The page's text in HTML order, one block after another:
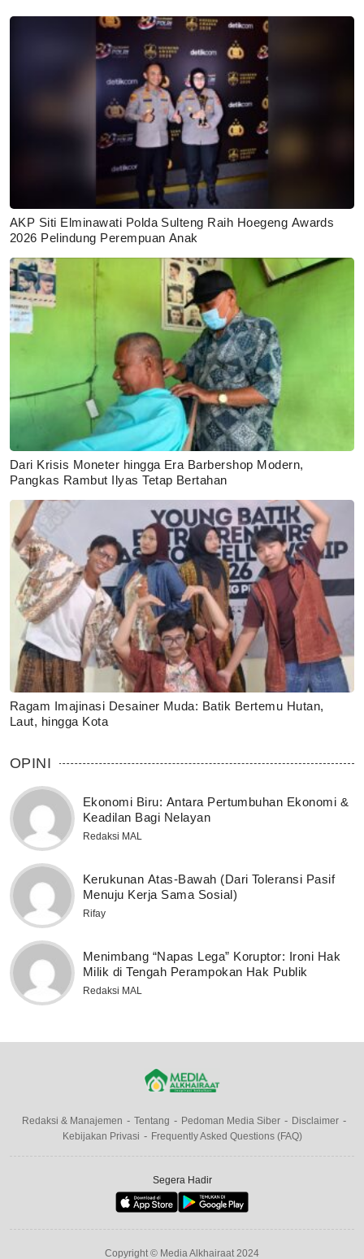
AKP Siti Elminawati Polda Sulteng Raih Hoegeng Awards
2026 Pelindung Perempuan Anak
Dari Krisis Moneter hingga Era Barbershop Modern,
Pangkas Rambut Ilyas Tetap Bertahan
Ragam Imajinasi Desainer Muda: Batik Bertemu Hutan,
Laut, hingga Kota
OPINI
Ekonomi Biru: Antara Pertumbuhan Ekonomi &
Keadilan Bagi Nelayan
Redaksi MAL
Kerukunan Atas-Bawah (Dari Toleransi Pasif
Menuju Kerja Sama Sosial)
Rifay
Menimbang “Napas Lega” Koruptor: Ironi Hak
Milik di Tengah Perampokan Hak Publik
Redaksi MAL
Redaksi & Manajemen Tentang Pedoman Media Siber
Disclaimer
Kebijakan Privasi
Frequently Asked Questions (FAQ)
Segera Hadir
Copyright © Media Alkhairaat 2024